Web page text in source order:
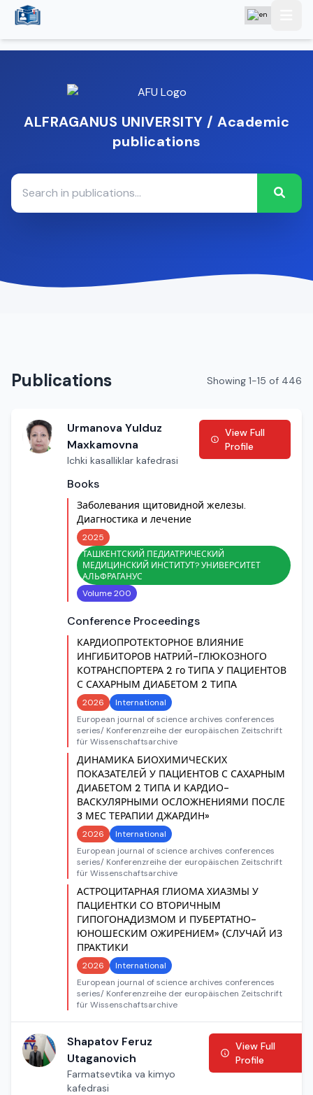
ALFRAGANUS UNIVERSITY / Academic
publications
Publications Showing 1-15 of 446
Urmanova Yulduz
Maxkamovna
Ichki kasalliklar kafedrasi
View Full
Profile
Books
Заболевания щитовидной железы.
Диагностика и лечение
2025
ТАШКЕНТСКИЙ ПЕДИАТРИЧЕСКИЙ
МЕДИЦИНСКИЙ ИНСТИТУТ? УНИВЕРСИТЕТ
АЛЬФРАГАНУС
Volume 200
Conference Proceedings
КАРДИОПРОТЕКТОРНОЕ ВЛИЯНИЕ
ИНГИБИТОРОВ НАТРИЙ-ГЛЮКОЗНОГО
КОТРАНСПОРТЕРА 2 го ТИПА У ПАЦИЕНТОВ
С САХАРНЫМ ДИАБЕТОМ 2 ТИПА
2026
International
European journal of science archives conferences
series/ Konferenzreihe der europäischen Zeitschrift
für Wissenschaftsarchive
ДИНАМИКА БИОХИМИЧЕСКИХ
ПОКАЗАТЕЛЕЙ У ПАЦИЕНТОВ С САХАРНЫМ
ДИАБЕТОМ 2 ТИПА И КАРДИО-
ВАСКУЛЯРНЫМИ ОСЛОЖНЕНИЯМИ ПОСЛЕ
3 МЕС ТЕРАПИИ ДЖАРДИН»
2026
International
European journal of science archives conferences
series/ Konferenzreihe der europäischen Zeitschrift
für Wissenschaftsarchive
АСТРОЦИТАРНАЯ ГЛИОМА ХИАЗМЫ У
ПАЦИЕНТКИ СО ВТОРИЧНЫМ
ГИПОГОНАДИЗМОМ И ПУБЕРТАТНО-
ЮНОШЕСКИМ ОЖИРЕНИЕМ» (СЛУЧАЙ ИЗ
ПРАКТИКИ
2026
International
European journal of science archives conferences
series/ Konferenzreihe der europäischen Zeitschrift
für Wissenschaftsarchive
Shapatov Feruz
Utaganovich
Farmatsevtika va kimyo
kafedrasi
View Full
Profile